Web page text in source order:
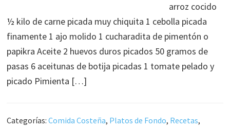
arroz cocido
½ kilo de carne picada muy chiquita 1 cebolla picada
finamente 1 ajo molido 1 cucharadita de pimentón o
papikra Aceite 2 huevos duros picados 50 gramos de
pasas 6 aceitunas de botija picadas 1 tomate pelado y
picado Pimienta […]
Categorías:Comida Costeña, Platos de Fondo, Recetas,